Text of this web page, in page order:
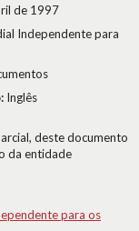
de 1997
Independente para
Inglês
deste documento
da entidade
para os